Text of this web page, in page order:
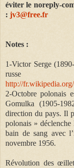
éviter le noreply-
: jv3@free.fr
Notes :
1-Victor Serge
russe
http://
2-Octobre polonais
Gomulka (1905-
direction du pays. Il
polonais »
bain de sang avec
novembre 1956.
Révolution des